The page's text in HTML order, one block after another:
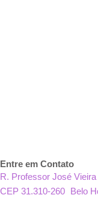
Entre em Contato
R. Professor José
CEP 31.310-260 Belo